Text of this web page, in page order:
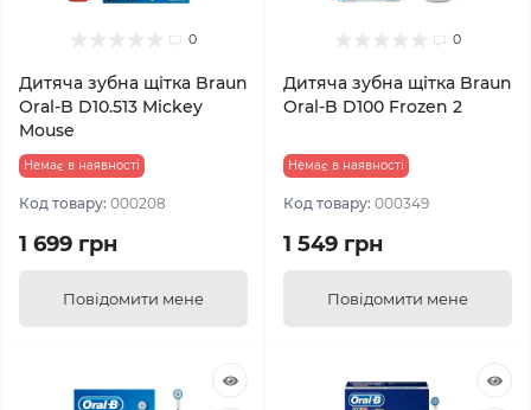
0
Дитяча зубна щітка Braun
Oral-B D10.513 Mickey
Mouse
Немає в наявності
Код товару: 000208
1 699 грн
Повідомити мене
0
Дитяча зубна щітка Braun
Oral-B D100 Frozen 2
Немає в наявності
Код товару: 000349
1 549 грн
Повідомити мене